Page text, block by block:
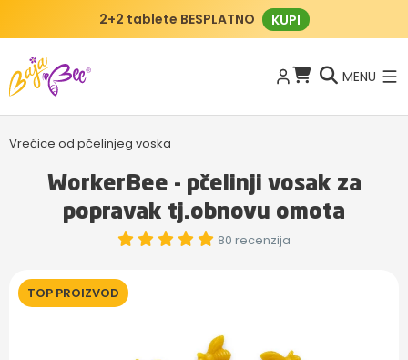
2+2 tablete BESPLATNO KUPI
MENU
Vrećice od pčelinjeg voska
WorkerBee - pčelinji vosak za
popravak tj.obnovu omota
80 recenzija
TOP PROIZVOD